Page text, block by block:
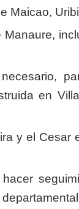
Maicao,
en
y el Cesar